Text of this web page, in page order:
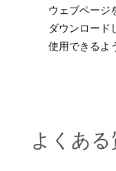
ウェブページ
ダウンロード
使用できるよ
よくある